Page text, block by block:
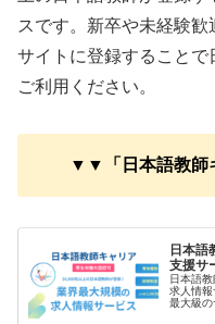
スです。新卒や未経験歓
サイトに登録すること
ご利用ください。
▼▼「日本語教師
日本語
支援サ
日本語
求人情
最大級の